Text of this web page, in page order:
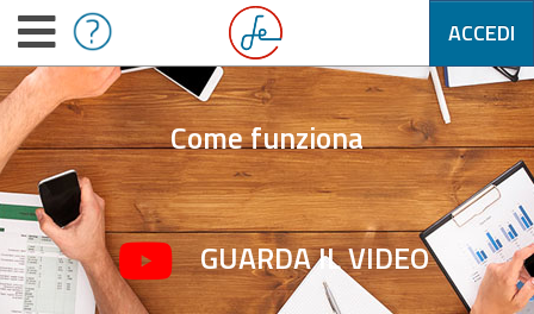
ACCEDI
Come funziona
GUARDA IL VIDEO